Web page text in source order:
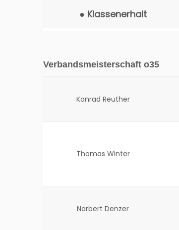
● Klassenerhalt
Verbandsmeisterschaft o35
Konrad Reuther
Thomas Winter
Norbert Denzer